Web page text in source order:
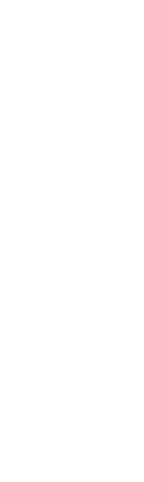
do momentu
użytkownika; brak
związku z